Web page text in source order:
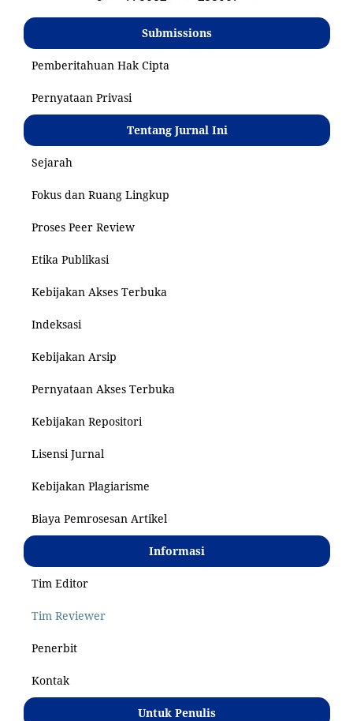
Submissions
Pemberitahuan Hak Cipta
Pernyataan Privasi
Tentang Jurnal Ini
Sejarah
Fokus dan Ruang Lingkup
Proses Peer Review
Etika Publikasi
Kebijakan Akses Terbuka
Indeksasi
Kebijakan Arsip
Pernyataan Akses Terbuka
Kebijakan Repositori
Lisensi Jurnal
Kebijakan Plagiarisme
Biaya Pemrosesan Artikel
Informasi
Tim Editor
Tim Reviewer
Penerbit
Kontak
Untuk Penulis